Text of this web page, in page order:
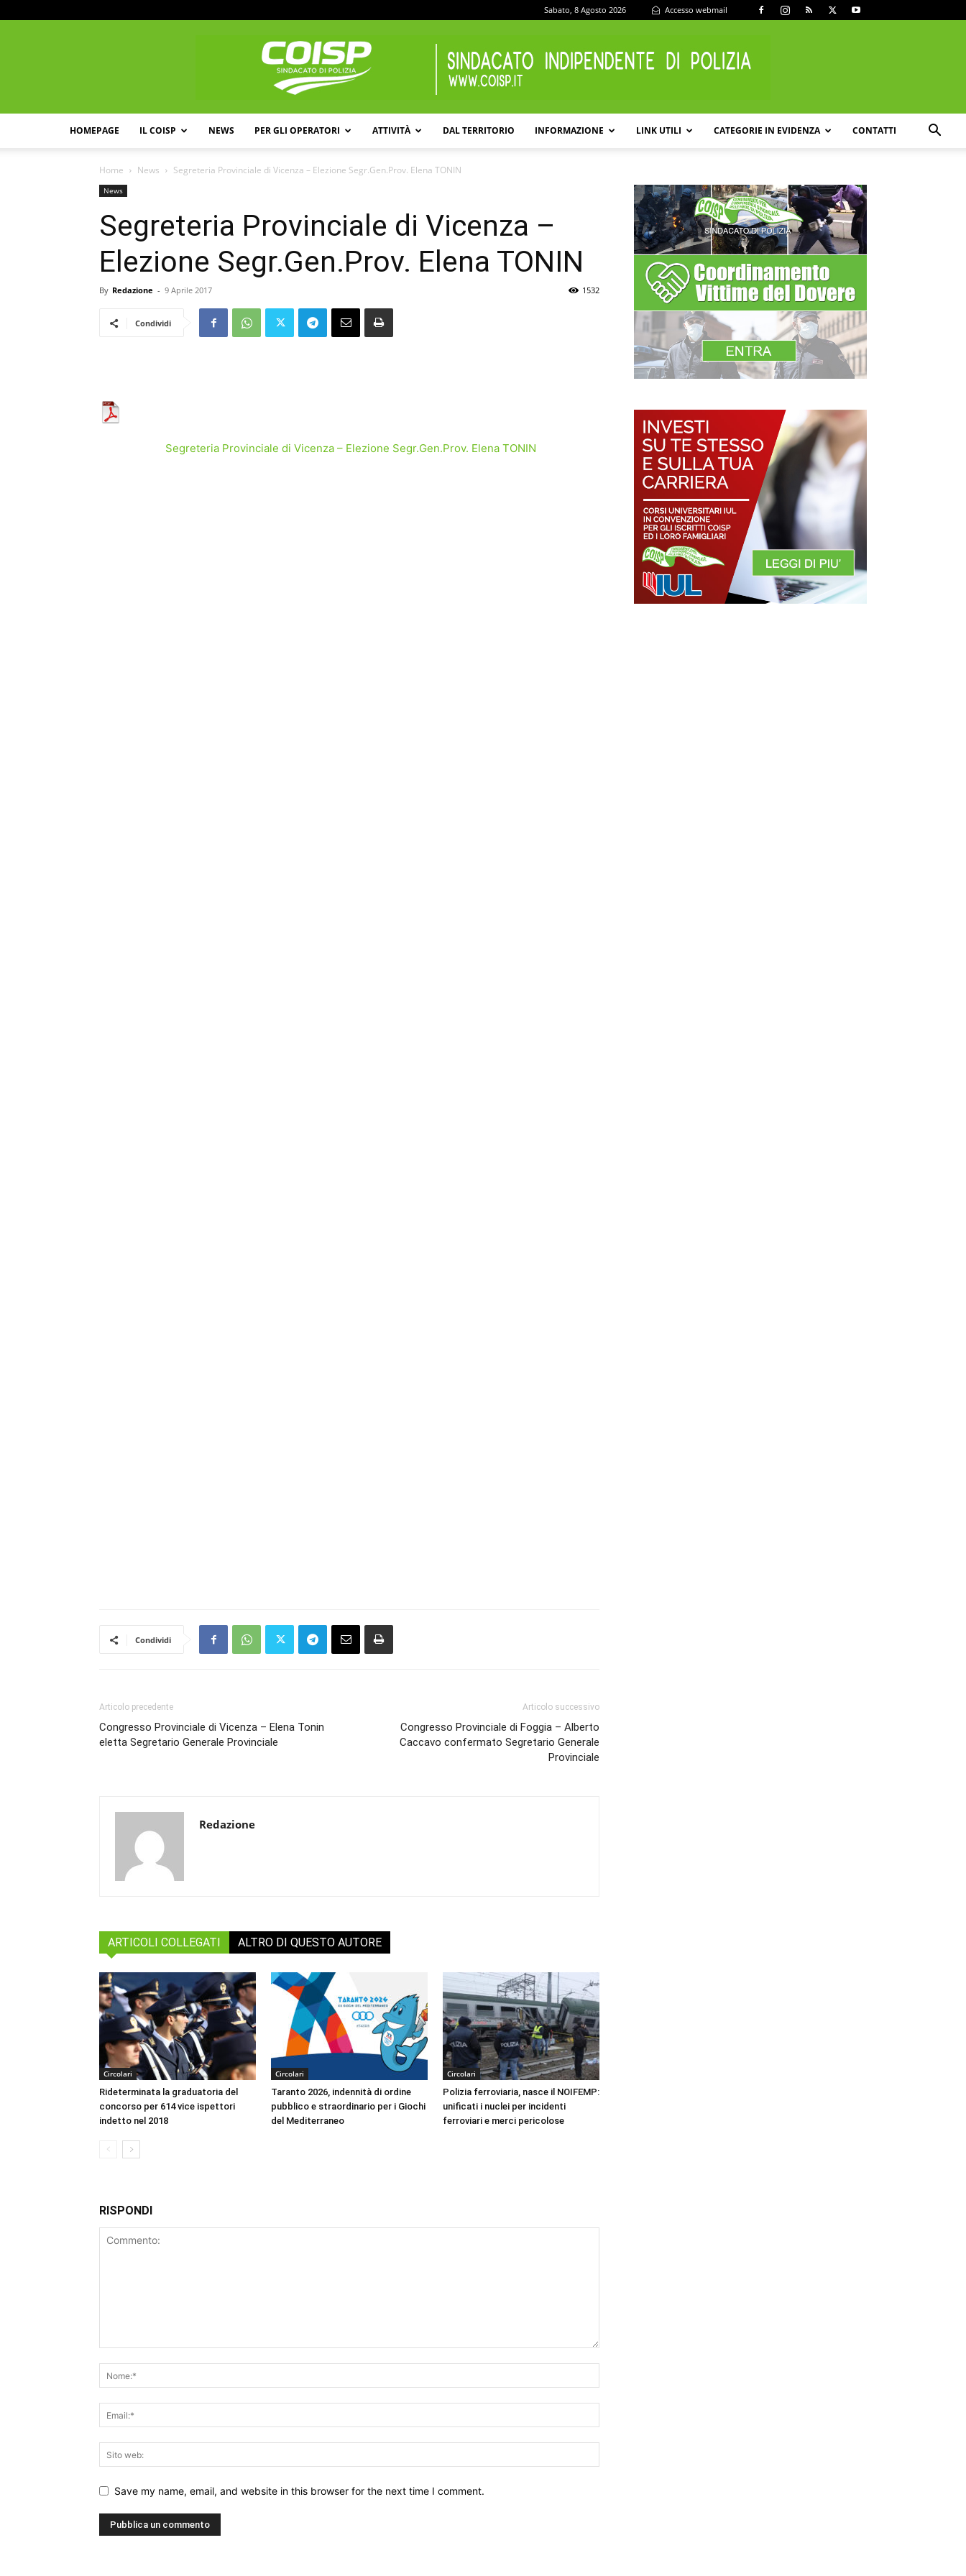
Sabato, 8 Agosto 2026 Accesso webmail
HOMEPAGE IL COISP NEWS PER GLI OPERATORI ATTIVITÀ DAL TERRITORIO INFORMAZIONE LINK UTILI CATEGORIE IN EVIDENZA CONTATTI
Home News Segreteria Provinciale di Vicenza – Elezione Segr.Gen.Prov. Elena TONIN
News
Segreteria Provinciale di Vicenza –
Elezione Segr.Gen.Prov. Elena TONIN
By Redazione - 9 Aprile 2017 1532
Condividi
Segreteria Provinciale di Vicenza – Elezione Segr.Gen.Prov. Elena TONIN
Condividi
Articolo precedente
Congresso Provinciale di Vicenza – Elena Tonin
eletta Segretario Generale Provinciale
Articolo successivo
Congresso Provinciale di Foggia – Alberto
Caccavo confermato Segretario Generale
Provinciale
Redazione
ARTICOLI COLLEGATI ALTRO DI QUESTO AUTORE
Circolari
Rideterminata la graduatoria del
concorso per 614 vice ispettori
indetto nel 2018
Circolari
Taranto 2026, indennità di ordine
pubblico e straordinario per i Giochi
del Mediterraneo
Circolari
Polizia ferroviaria, nasce il NOIFEMP:
unificati i nuclei per incidenti
ferroviari e merci pericolose
RISPONDI
Save my name, email, and website in this browser for the next time I comment.